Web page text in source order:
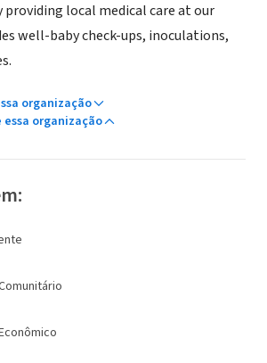
local medical care at our
well-baby check-ups, inoculations,
organização
essa organização